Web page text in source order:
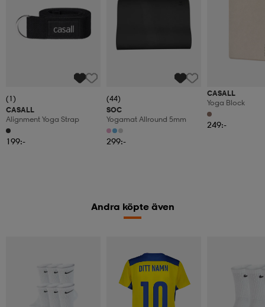
(1)
CASALL
Alignment Yoga Strap
199:-
(44)
SOC
Yogamat Allround 5mm
299:-
CASALL
Yoga Block
249:-
Andra köpte även